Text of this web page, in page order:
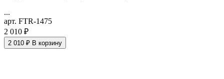
...
арт. FTR-1475
2 010 ₽
2 010 ₽ В корзину